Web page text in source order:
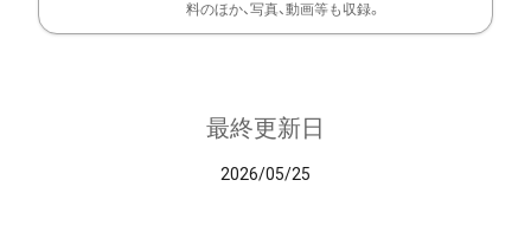
料のほか、写真、動画等も収録。
最終更新日
2026/05/25